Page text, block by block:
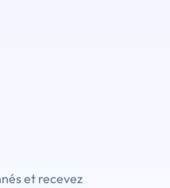
et recevez